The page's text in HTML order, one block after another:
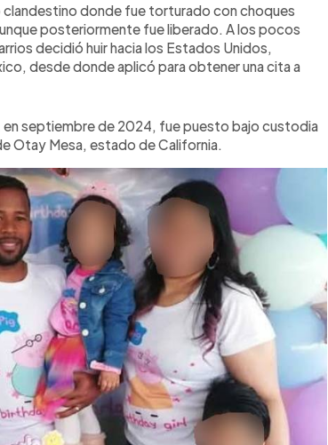
clandestino donde fue torturado con choques
posteriormente fue liberado. A los pocos
decidió huir hacia los Estados Unidos,
desde donde aplicó para obtener una cita a
en septiembre de 2024, fue puesto bajo custodia
Otay Mesa, estado de California.